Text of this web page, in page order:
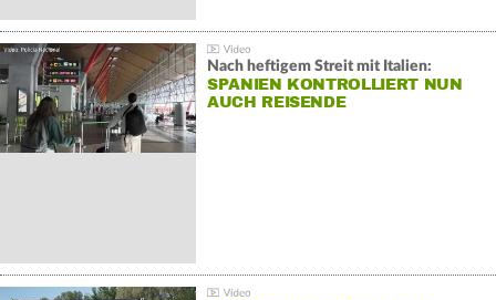
Nach heftigem Streit mit Italien:
SPANIEN KONTROLLIERT NUN
AUCH REISENDE